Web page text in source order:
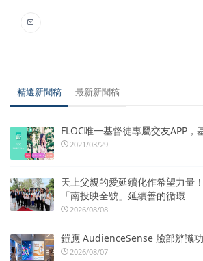
精選新聞稿 最新新聞稿
FLOC唯一基督徒專屬交友APP，
2021/03/29
天上父親的愛延續化作希望力量
「南投映全號」延續善的循環
2026/08/08
鎧應 AudienceSense 臉部辨識
2026/08/07